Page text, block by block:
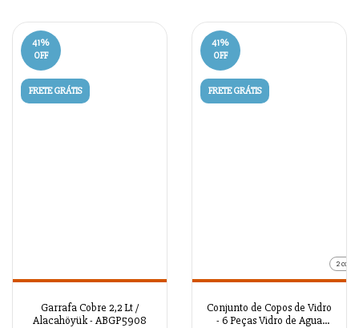
41%
OFF
FRETE GRÁTIS
Garrafa Cobre 2,2 Lt /
Alacahöyük - ABGP5908
41%
OFF
FRETE GRÁTIS
2 cores
Conjunto de Copos de Vidro
- 6 Peças Vidro de Agua